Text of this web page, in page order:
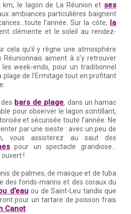
km, le lagon de La Réunion et ses
ambiances particulières baignent
l’année. Sur la côte, la
clémente et le soleil au rendez-
cela qu’il y règne une atmosphère
Réunionnais aiment à s’y retrouver
week-ends, pour un traditionnel
plage de l’Ermitage tout en profitant
bars de plage, dans un hamac
pour observer le lagon scintillant,
et sécurisée toute l’année. Ne
par une sieste : avec un peu de
vous assisterez au saut des
pour un spectacle grandiose…
!
de palmes, de masque et de tuba
des fonds-marins et des coraux du
d’eauou de Saint-Leu tandis que
pour un tartare de poisson frais
Canot.